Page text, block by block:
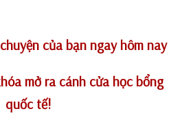
của bạn ngay hôm nay
mở ra cánh cửa học bổng
quốc tế!